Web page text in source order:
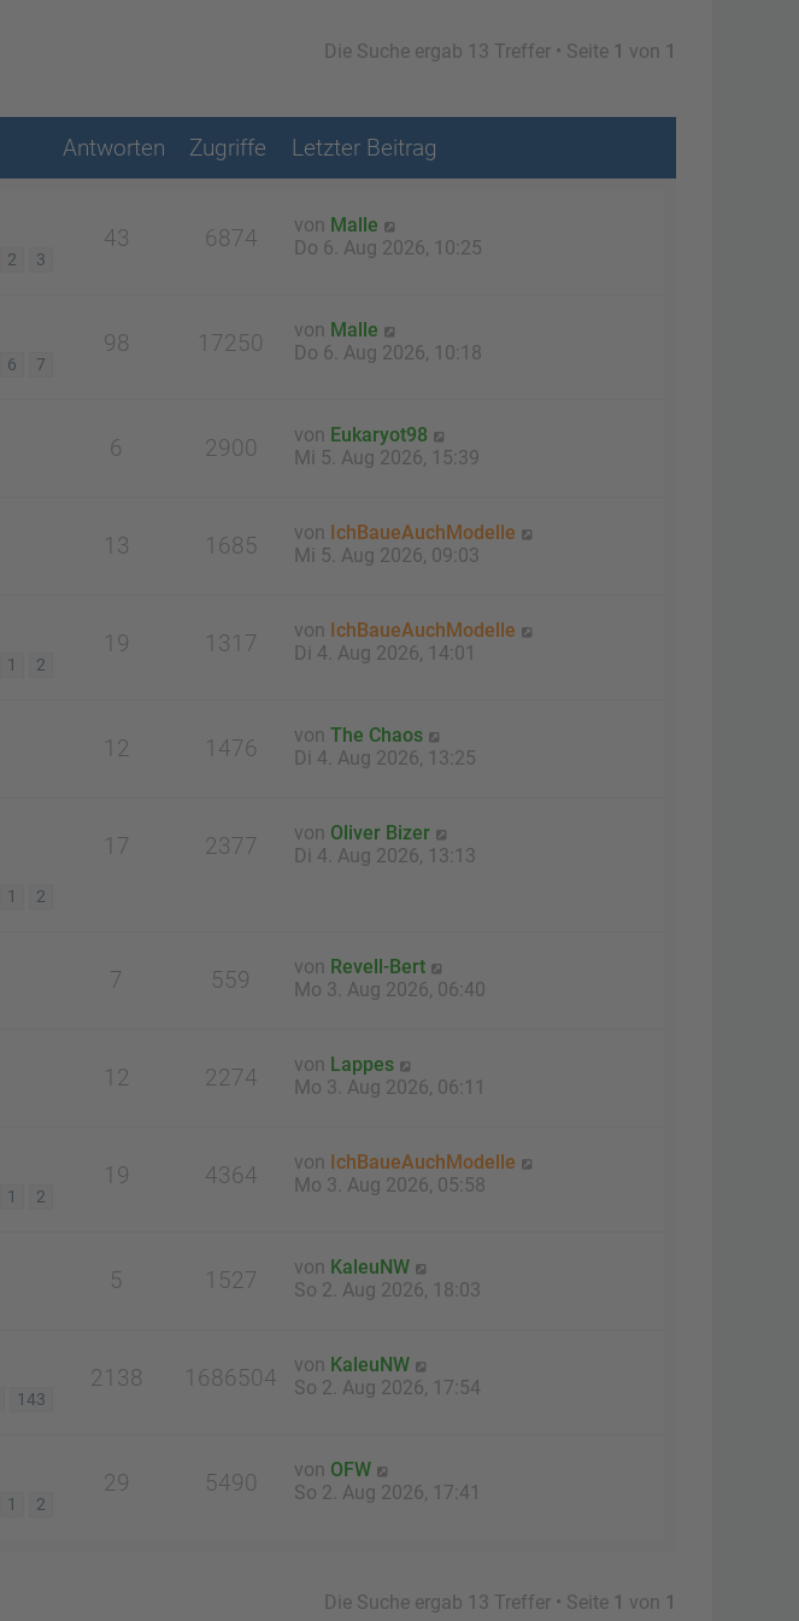
Die Suche ergab 13 Treffer • Seite 1 von 1
Antworten Zugriffe Letzter Beitrag
2 3
43 6874 von Malle
Do 6. Aug 2026, 10:25
6 7
98 17250 von Malle
Do 6. Aug 2026, 10:18
6 2900 von Eukaryot98
Mi 5. Aug 2026, 15:39
13 1685 von IchBaueAuchModelle
Mi 5. Aug 2026, 09:03
1 2
19 1317 von IchBaueAuchModelle
Di 4. Aug 2026, 14:01
12 1476 von The Chaos
Di 4. Aug 2026, 13:25
1 2
17 2377 von Oliver Bizer
Di 4. Aug 2026, 13:13
7 559 von Revell-Bert
Mo 3. Aug 2026, 06:40
12 2274 von Lappes
Mo 3. Aug 2026, 06:11
1 2
19 4364 von IchBaueAuchModelle
Mo 3. Aug 2026, 05:58
5 1527 von KaleuNW
So 2. Aug 2026, 18:03
143
2138 1686504 von KaleuNW
So 2. Aug 2026, 17:54
1 2
29 5490 von OFW
So 2. Aug 2026, 17:41
Die Suche ergab 13 Treffer • Seite 1 von 1